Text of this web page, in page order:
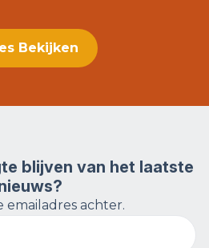
Bekijken
blijven van het laatste
emailadres achter.